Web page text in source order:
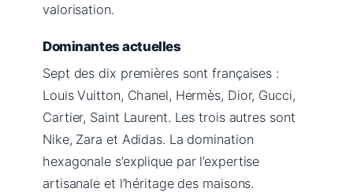
valorisation.
Dominantes actuelles
Sept des dix premières sont françaises :
Louis Vuitton, Chanel, Hermès, Dior, Gucci,
Cartier, Saint Laurent. Les trois autres sont
Nike, Zara et Adidas. La domination
hexagonale s’explique par l’expertise
artisanale et l’héritage des maisons.